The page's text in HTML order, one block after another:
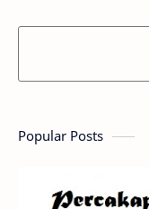
Popular Posts